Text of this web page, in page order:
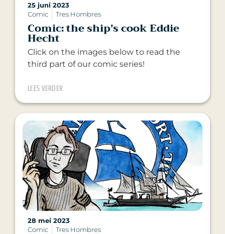
25 juni 2023
Comic
Tres Hombres
Comic: the ship’s cook Eddie
Hecht
Click on the images below to read the
third part of our comic series!
LEES VERDER
28 mei 2023
Comic
Tres Hombres